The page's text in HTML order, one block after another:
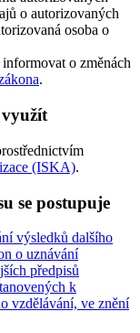
o autorizovaných
osoba o
o změnách
.
(ISKA).
se postupuje
výsledků dalšího
o uznávání
předpisů
k
vzdělávání, ve znění